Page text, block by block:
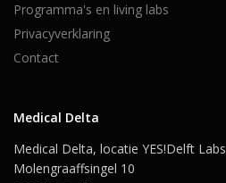
Programma's en living labs
Privacyverklaring
Contact
Medical Delta
Medical Delta, locatie YES!Delft Labs
Molengraaffsingel 10